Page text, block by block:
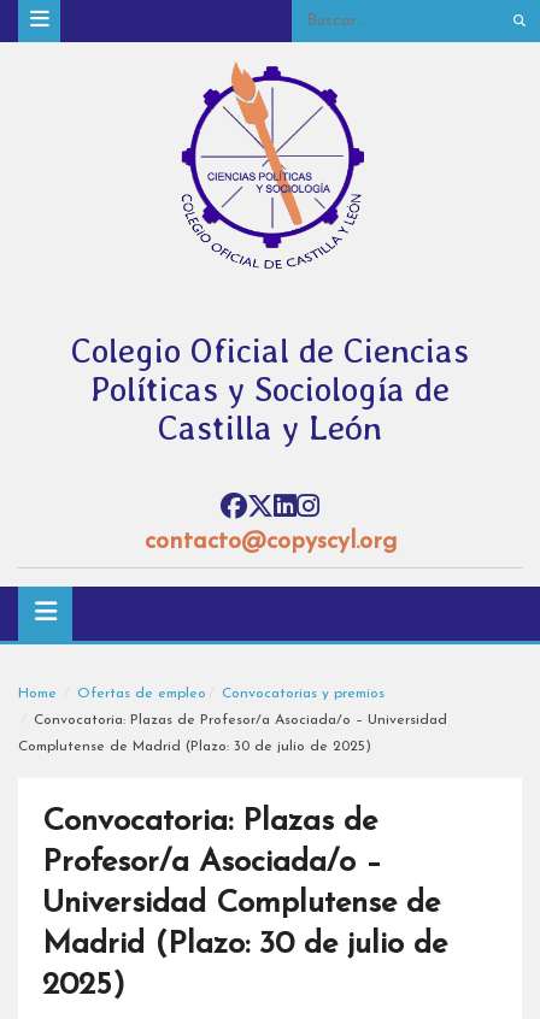
Colegio Oficial de Ciencias
Políticas y Sociología de
Castilla y León
contacto@copyscyl.org
Home Ofertas de empleo
Convocatorias y premios
Convocatoria: Plazas de Profesor/a Asociada/o – Universidad
Complutense de Madrid (Plazo: 30 de julio de 2025)
Convocatoria: Plazas de
Profesor/a Asociada/o –
Universidad Complutense de
Madrid (Plazo: 30 de julio de
2025)